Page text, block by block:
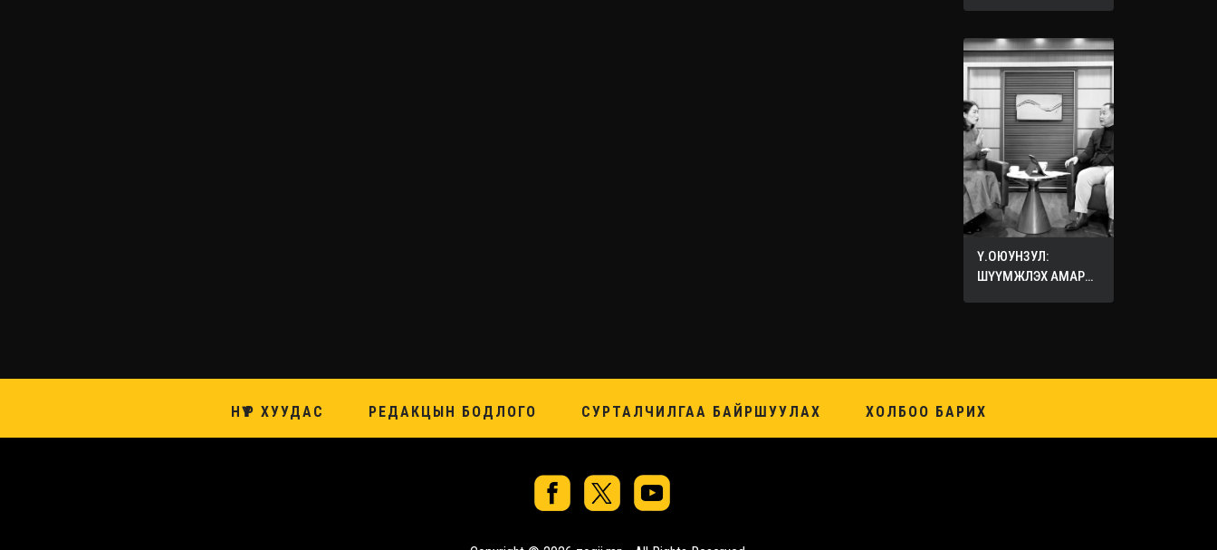
САЙХАН ЗҮЙЛЭЭ
БУСДЫН ХҮҮХДЭД
ХҮСЭЭРЭЙ
Ү.ОЮУНЗУЛ:
ШҮҮМЖЛЭХ АМАР
НҮҮР ХУУДАС РЕДАКЦЫН БОДЛОГО СУРТАЛЧИЛГАА БАЙРШУУЛАХ ХОЛБОО БАРИХ